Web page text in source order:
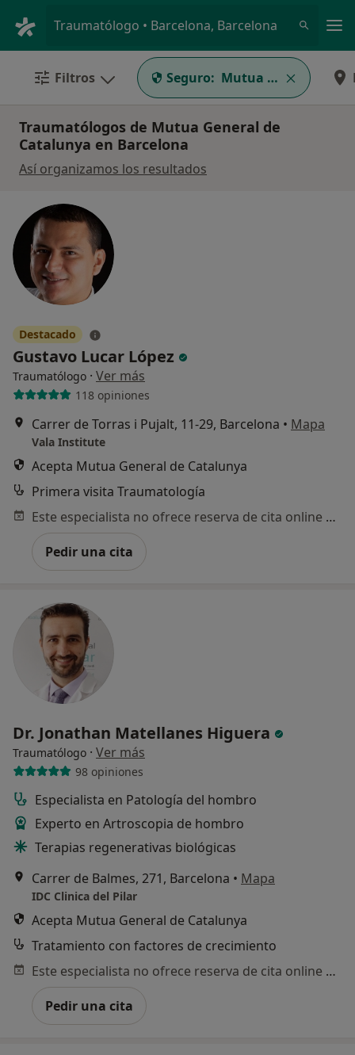
Traumatólogo • Barcelona, Barcelona
Filtros Seguro: Mutua General de
Traumatólogos de Mutua General de
Catalunya en Barcelona
Así organizamos los resultados
Destacado
Gustavo Lucar López
Traumatólogo · Ver más
118 opiniones
Carrer de Torras i Pujalt, 11-29, Barcelona • Mapa
Vala Institute
Acepta Mutua General de Catalunya
Primera visita Traumatología
Este especialista no ofrece reserva de cita online en esta dirección.
Pedir una cita
Dr. Jonathan Matellanes Higuera
Traumatólogo · Ver más
98 opiniones
Especialista en Patología del hombro
Experto en Artroscopia de hombro
Terapias regenerativas biológicas
Carrer de Balmes, 271, Barcelona • Mapa
IDC Clinica del Pilar
Acepta Mutua General de Catalunya
Tratamiento con factores de crecimiento
Este especialista no ofrece reserva de cita online en esta dirección.
Pedir una cita